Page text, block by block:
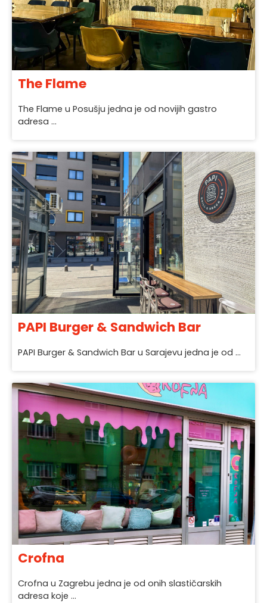
The Flame
The Flame u Posušju jedna je od novijih gastro
adresa ...
PAPI Burger & Sandwich Bar
PAPI Burger & Sandwich Bar u Sarajevu jedna je od ...
Crofna
Crofna u Zagrebu jedna je od onih slastičarskih
adresa koje ...